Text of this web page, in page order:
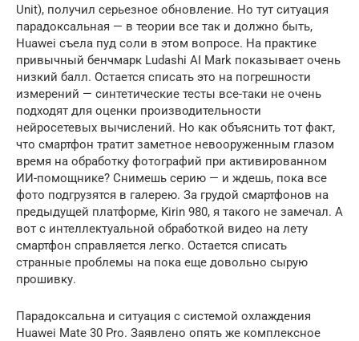
Unit), получил серьезное обновление. Но тут ситуация
парадоксальная — в теории все так и должно быть,
Huawei съела пуд соли в этом вопросе. На практике
привычный бенчмарк Ludashi AI Mark показывает очень
низкий балл. Остается списать это на погрешности
измерений — синтетические тесты все-таки не очень
подходят для оценки производительности
нейросетевых вычислений. Но как объяснить тот факт,
что смартфон тратит заметное невооруженным глазом
время на обработку фотографий при активированном
ИИ-помощнике? Снимешь серию — и ждешь, пока все
фото подгрузятся в галерею. За грудой смартфонов на
предыдущей платформе, Kirin 980, я такого не замечал. А
вот с интеллектуальной обработкой видео на лету
смартфон справляется легко. Остается списать
странные проблемы на пока еще довольно сырую
прошивку.
Парадоксальна и ситуация с системой охлаждения
Huawei Mate 30 Pro. Заявлено опять же комплексное